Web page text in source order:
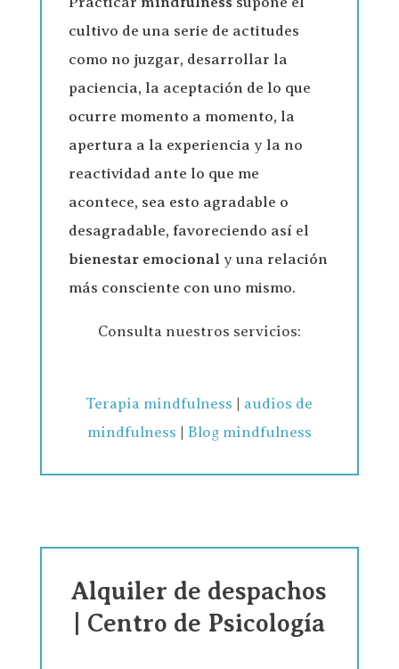
cultivo de una serie de actitudes
como no juzgar, desarrollar la
paciencia, la aceptación de lo que
ocurre momento a momento, la
apertura a la experiencia y la no
reactividad ante lo que me
acontece, sea esto agradable o
desagradable, favoreciendo así el
bienestar emocionaly una relación
más consciente con uno mismo.
Consulta nuestros servicios:
Terapia mindfulness | audios de
mindfulness | Blog mindfulness
Alquiler de despachos
| Centro de Psicología